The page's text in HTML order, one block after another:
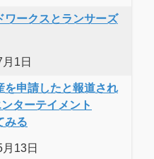
ワークスとランサーズ
1日
を申請したと報道され
ターテイメント
みる
13日